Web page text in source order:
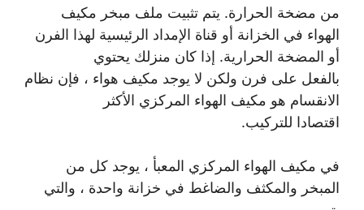
من مضخة الحرارة. يتم تثبيت ملف مبخر مكيف
الهواء في الخزانة أو قناة الإمداد الرئيسية لهذا الفرن
أو المضخة الحرارية. إذا كان منزلك يحتوي
بالفعل على فرن ولكن لا يوجد مكيف هواء ، فإن نظام
الانقسام هو مكيف الهواء المركزي الأكثر
اقتصادا للتركيب.
في مكيف الهواء المركزي المعبأ ، يوجد كل من
المبخر والمكثف والضاغط في خزانة واحدة ، والتي